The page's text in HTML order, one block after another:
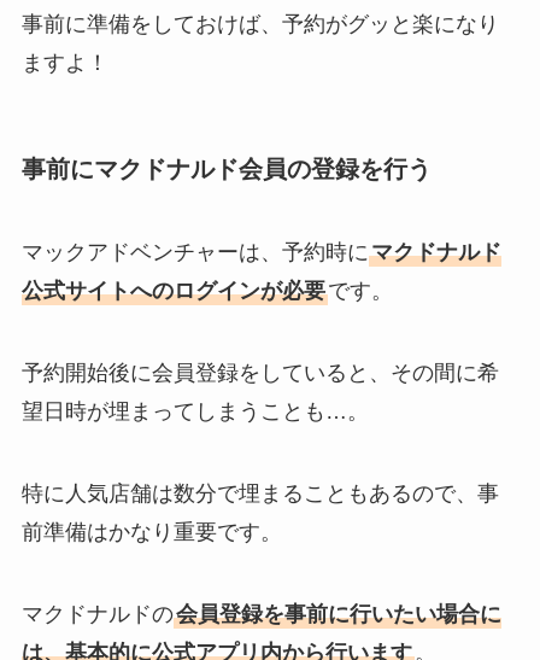
事前に準備をしておけば、予約がグッと楽になり
ますよ！
事前にマクドナルド会員の登録を行う
マックアドベンチャーは、予約時にマクドナルド
公式サイトへのログインが必要です。
予約開始後に会員登録をしていると、その間に希
望日時が埋まってしまうことも…。
特に人気店舗は数分で埋まることもあるので、事
前準備はかなり重要です。
マクドナルドの会員登録を事前に行いたい場合に
は、基本的に公式アプリ内から行います。